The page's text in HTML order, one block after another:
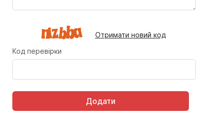
Отримати новий код
Код перевірки